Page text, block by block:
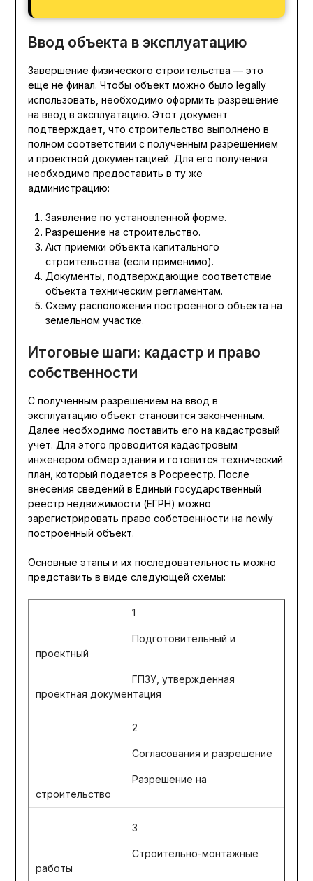
Ввод объекта в эксплуатацию
Завершение физического строительства — это
еще не финал. Чтобы объект можно было legally
использовать, необходимо оформить разрешение
на ввод в эксплуатацию. Этот документ
подтверждает, что строительство выполнено в
полном соответствии с полученным разрешением
и проектной документацией. Для его получения
необходимо предоставить в ту же
администрацию:
Заявление по установленной форме.
Разрешение на строительство.
Акт приемки объекта капитального
строительства (если применимо).
Документы, подтверждающие соответствие
объекта техническим регламентам.
Схему расположения построенного объекта на
земельном участке.
Итоговые шаги: кадастр и право
собственности
С полученным разрешением на ввод в
эксплуатацию объект становится законченным.
Далее необходимо поставить его на кадастровый
учет. Для этого проводится кадастровым
инженером обмер здания и готовится технический
план, который подается в Росреестр. После
внесения сведений в Единый государственный
реестр недвижимости (ЕГРН) можно
зарегистрировать право собственности на newly
построенный объект.
Основные этапы и их последовательность можно
представить в виде следующей схемы:
1
Подготовительный и
проектный
ГПЗУ, утвержденная
проектная документация
2
Согласования и разрешение
Разрешение на
строительство
3
Строительно-монтажные
работы